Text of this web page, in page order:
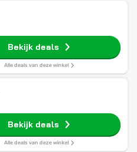
Bekijk deals
Alle deals van deze winkel
Bekijk deals
Alle deals van deze winkel